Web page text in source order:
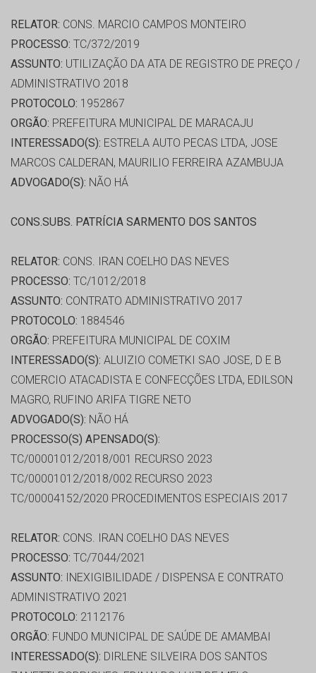
RELATOR: CONS. MARCIO CAMPOS MONTEIRO
PROCESSO: TC/372/2019
ASSUNTO: UTILIZAÇÃO DA ATA DE REGISTRO DE PREÇO /
ADMINISTRATIVO 2018
PROTOCOLO: 1952867
ORGÃO: PREFEITURA MUNICIPAL DE MARACAJU
INTERESSADO(S): ESTRELA AUTO PECAS LTDA, JOSE
MARCOS CALDERAN, MAURILIO FERREIRA AZAMBUJA
ADVOGADO(S): NÃO HÁ
CONS.SUBS. PATRÍCIA SARMENTO DOS SANTOS
RELATOR: CONS. IRAN COELHO DAS NEVES
PROCESSO: TC/1012/2018
ASSUNTO: CONTRATO ADMINISTRATIVO 2017
PROTOCOLO: 1884546
ORGÃO: PREFEITURA MUNICIPAL DE COXIM
INTERESSADO(S): ALUIZIO COMETKI SAO JOSE, D E B
COMERCIO ATACADISTA E CONFECÇÕES LTDA, EDILSON
MAGRO, RUFINO ARIFA TIGRE NETO
ADVOGADO(S): NÃO HÁ
PROCESSO(S) APENSADO(S):
TC/00001012/2018/001 RECURSO 2023
TC/00001012/2018/002 RECURSO 2023
TC/00004152/2020 PROCEDIMENTOS ESPECIAIS 2017
RELATOR: CONS. IRAN COELHO DAS NEVES
PROCESSO: TC/7044/2021
ASSUNTO: INEXIGIBILIDADE / DISPENSA E CONTRATO
ADMINISTRATIVO 2021
PROTOCOLO: 2112176
ORGÃO: FUNDO MUNICIPAL DE SAÚDE DE AMAMBAI
INTERESSADO(S): DIRLENE SILVEIRA DOS SANTOS